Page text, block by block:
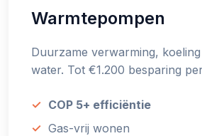
Warmtepompen
Duurzame verwarming,
water. Tot €1.200 besparing
COP 5+ efficiëntie
Gas-vrij wonen